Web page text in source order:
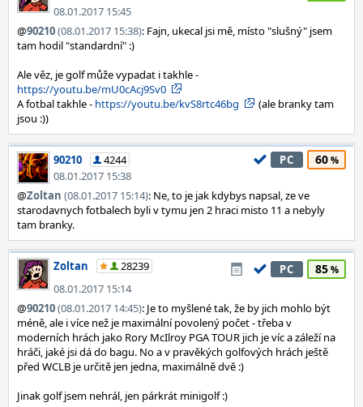
08.01.2017 15:45
@90210(08.01.2017 15:38): Fajn, ukecal jsi mě, místo "slušný" jsem
tam hodil "standardní" :)
Ale věz, je golf může vypadat i takhle -
https://youtu.be/mU0cAcj9Sv0
A fotbal takhle - https://youtu.be/kvS8rtc46bg
(ale branky tam
jsou :))
90210
4244
08.01.2017 15:38
PC 60
@Zoltan (08.01.2017 15:14): Ne, to je jak kdybys napsal, ze ve
starodavnych fotbalech byli v tymu jen 2 hraci misto 11 a nebyly
tam branky.
Zoltan
28239
08.01.2017 15:14
PC 85
@90210(08.01.2017 14:45): Je to myšlené tak, že by jich mohlo být
méně, ale i více než je maximální povolený počet - třeba v
moderních hrách jako Rory McIlroy PGA TOUR jich je víc a záleží na
hráči, jaké jsi dá do bagu. No a v pravěkých golfových hrách ještě
před WCLB je určitě jen jedna, maximálně dvě :)
Jinak golf jsem nehrál, jen párkrát minigolf :)